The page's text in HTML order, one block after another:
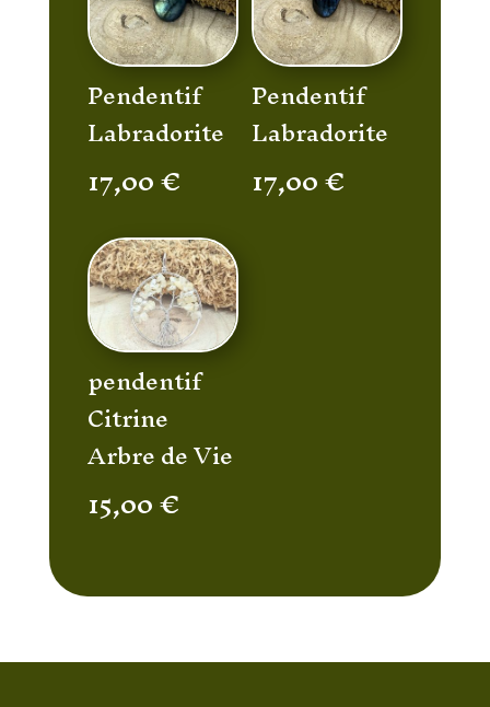
Pendentif
Labradorite
17,00€
Pendentif
Labradorite
17,00€
pendentif
Citrine
Arbre de Vie
15,00€